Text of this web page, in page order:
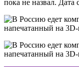
пока не назвал. Дата